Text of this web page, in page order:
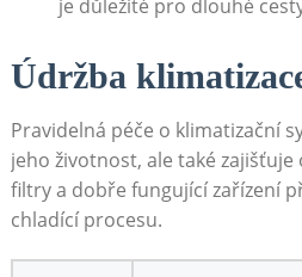
⁢je⁤ důležité​ pro dlouhé
Údržba
Pravidelná ⁢péče o klimatizační
jeho životnost, ⁢ale také
filtry ⁢a dobře fungující zařízení
chladící ‌procesu.